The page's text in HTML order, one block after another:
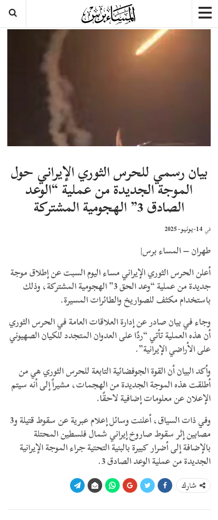
بيان رسمي للحرس الثوري الإيراني حول
الموجة الجديدة من عملية “الوعد
الصادق 3” الهجومية المشتركة
في 14-يونيو- 2025
طهران – المساء برس|
أعلن الحرس الثوري الإيراني مساء اليوم السبت عن إطلاق موجة
جديدة من عملية “وعد الحق 3” الهجومية المشتركة، وذلك
باستخدام مكثف للصواريخ والطائرات المسيرة.
وجاء في بيان صادر عن إدارة العلاقات العامة في الحرس الثوري
أن هذه العملية تأتي “ردًا على العدوان المتجدد للكيان الصهيوني
على الأراضي الإيرانية”.
وأكد البيان أن القوة الجوفضائية التابعة للحرس الثوري هي من
أطلقت هذه الموجة الجديدة من الهجمات، مشيراً إلى أنه سيتم
الإعلان عن معلومات إضافية لاحقًا.
وفي ذات السياق، أعلنت وسائل إعلام عبرية عن سقوط قتيلة و3
مصابين إثر سقوط صاروخ إيراني شمال فلسطين المحتلة
بالإضافة إلى أضرار كبيرة بالبنية التحتية جراء الموجة الإيرانية
الجديدة من عملية الوعد الصادق 3.
شارك